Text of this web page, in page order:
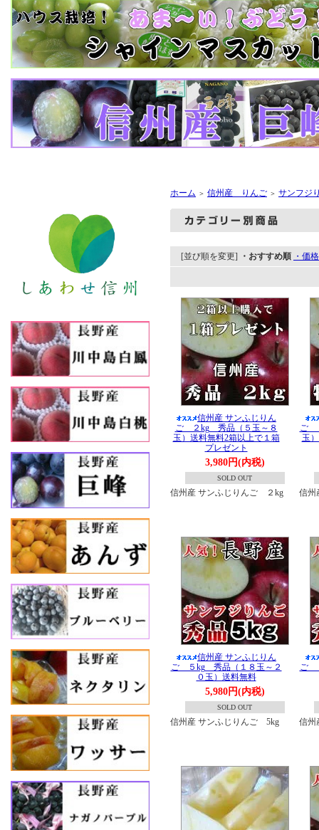
ホーム ＞ 信州産 りんご ＞ サンフジ
[並び順を変更] ・おすすめ順 ・価
信州産 サンふじりん
ご ２kg 秀品（５玉～８
玉）送料無料2箱以上で１箱
プレゼント
3,980円(内税)
SOLD OUT
信州産 サンふじりんご ２kg
ご
玉
信州
信州産 サンふじりん
ご ５kg 秀品（１８玉～２
０玉）送料無料
5,980円(内税)
SOLD OUT
信州産 サンふじりんご 5kg
ご
信州